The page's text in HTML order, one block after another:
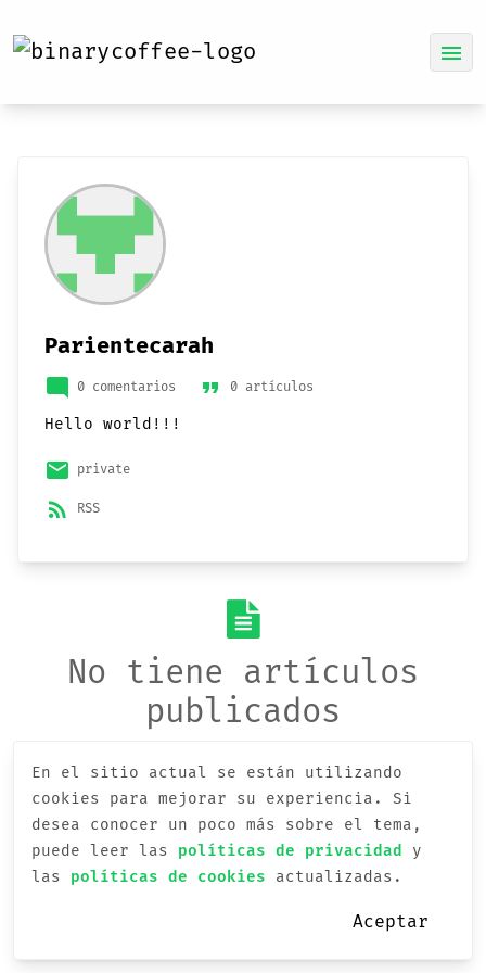
menu
Parientecarah
mode_comment 0 comentarios format_quote 0 artículos
Hello world!!!
email private
rss_feed RSS
No tiene artículos
publicados
En el sitio actual se están utilizando
cookies para mejorar su experiencia.
Si
desea conocer un poco más sobre el tema,
puede leer las políticas de privacidad
y
las políticas de cookies actualizadas.
Aceptar